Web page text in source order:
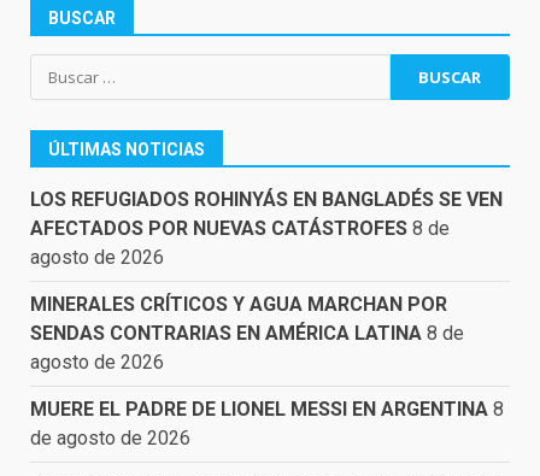
BUSCAR
Buscar:
ÚLTIMAS NOTICIAS
LOS REFUGIADOS ROHINYÁS EN BANGLADÉS SE VEN
AFECTADOS POR NUEVAS CATÁSTROFES 8 de
agosto de 2026
MINERALES CRÍTICOS Y AGUA MARCHAN POR
SENDAS CONTRARIAS EN AMÉRICA LATINA 8 de
agosto de 2026
MUERE EL PADRE DE LIONEL MESSI EN ARGENTINA 8
de agosto de 2026